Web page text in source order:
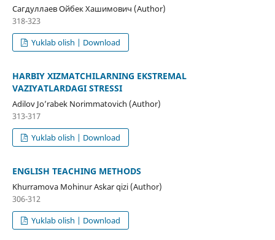
Сагдуллаев Ойбек Хашимович (Author)
318-323
Yuklab olish | Download
HARBIY XIZMATCHILARNING EKSTREMAL
VAZIYATLARDAGI STRESSI
Adilov Jo’rabek Norimmatovich (Author)
313-317
Yuklab olish | Download
ENGLISH TEACHING METHODS
Khurramova Mohinur Askar qizi (Author)
306-312
Yuklab olish | Download